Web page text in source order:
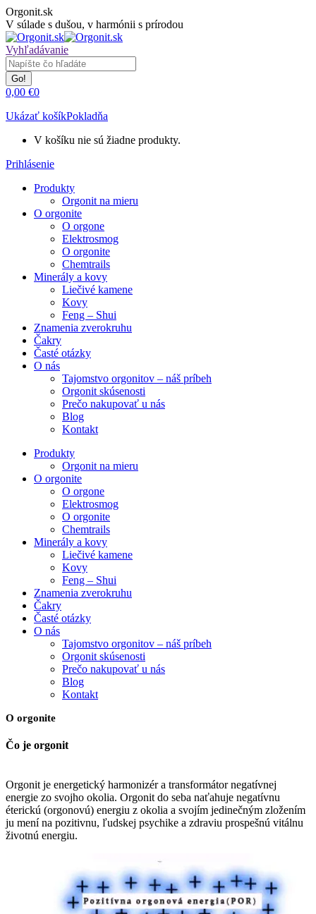
Skip
to
content
Orgonit.sk
V súlade s dušou, v harmónii s prírodou
Search:
Vyhľadávanie
0,00 €0
Ukázať košíkPokladňa
V košíku nie sú žiadne produkty.
Prihlásenie
Produkty
Orgonit na mieru
O orgonite
O orgone
Elektrosmog
O orgonite
Chemtrails
Minerály a kovy
Liečivé kamene
Kovy
Feng – Shui
Znamenia zverokruhu
Čakry
Časté otázky
O nás
Tajomstvo orgonitov – náš príbeh
Orgonit skúsenosti
Prečo nakupovať u nás
Blog
Kontakt
Produkty
Orgonit na mieru
O orgonite
O orgone
Elektrosmog
O orgonite
Chemtrails
Minerály a kovy
Liečivé kamene
Kovy
Feng – Shui
Znamenia zverokruhu
Čakry
Časté otázky
O nás
Tajomstvo orgonitov – náš príbeh
Orgonit skúsenosti
Prečo nakupovať u nás
Blog
Kontakt
O orgonite
Čo je orgonit
Orgonit je energetický harmonizér a transformátor negatívnej
energie zo svojho okolia. Orgonit do seba naťahuje negatívnu
éterickú (orgonovú) energiu z okolia a svojím jedinečným zložením
ju mení na pozitivnu, ľudskej psychike a zdraviu prospešnú vitálnu
životnú energiu.